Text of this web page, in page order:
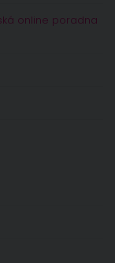
online poradna